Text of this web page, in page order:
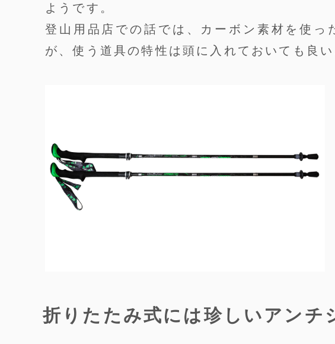
ようです。
登山用品店での話では、カーボン素材を使
が、使う道具の特性は頭に入れておいても良い
折りたたみ式には珍しいアンチ